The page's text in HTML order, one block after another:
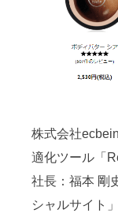
株式会社
適化ツール「
社長：福本 剛
シャルサイト